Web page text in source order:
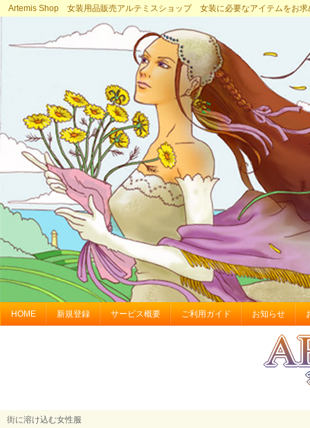
Artemis Shop 女装用品販売アルテミスショップ 女装に必要なアイテムをお求
HOME 新規登録 サービス概要 ご利用ガイド お知らせ
街に溶け込む女性服